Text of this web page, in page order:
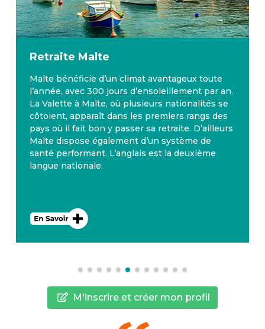
Retraite Malte
Malte bénéficie d’un climat avantageux toute
l’année, avec 300 jours d’ensoleillement par an.
La Valette à Malte, où plusieurs nationalités se
côtoient, apparaît dans les premiers rangs des
pays où il fait bon y passer sa retraite. D’ailleurs
Malte dispose également d’un système de
santé performant. L’anglais est la deuxième
langue nationale.
M'inscrire et créer mon profil